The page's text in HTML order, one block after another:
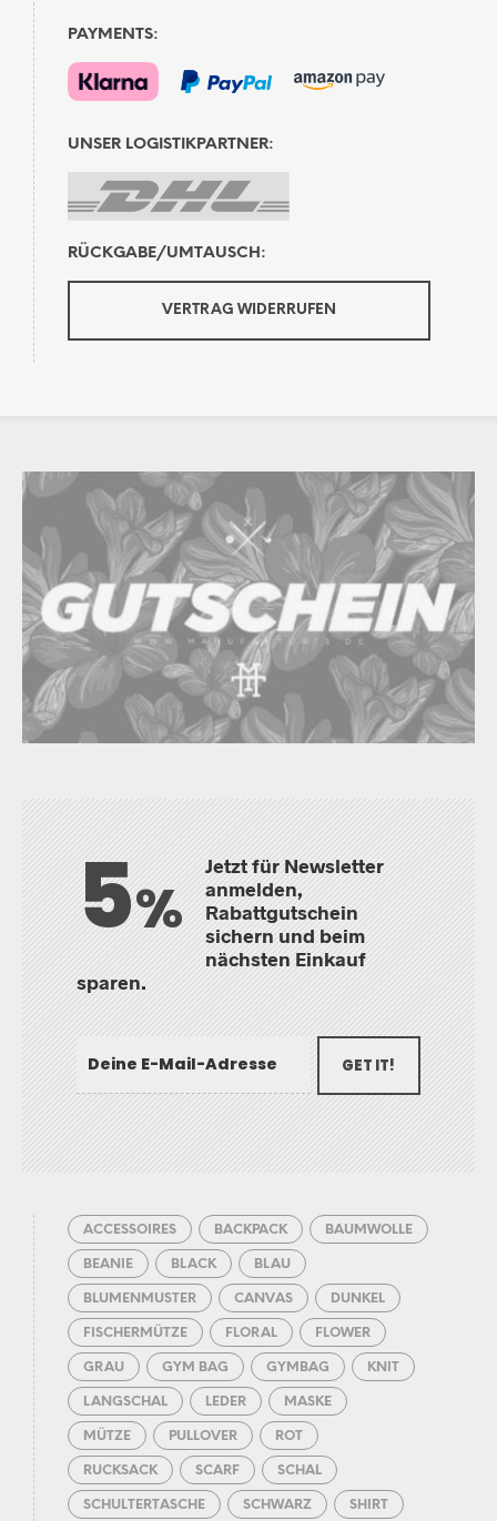
PAYMENTS:
UNSER LOGISTIKPARTNER:
RÜCKGABE/UMTAUSCH:
VERTRAG WIDERRUFEN
5%
Jetzt für Newsletter
anmelden,
Rabattgutschein
sichern und beim
nächsten Einkauf
sparen.
GET IT!
ACCESSOIRES BACKPACK BAUMWOLLE
BEANIE BLACK BLAU
BLUMENMUSTER CANVAS DUNKEL
FISCHERMÜTZE FLORAL FLOWER
GRAU GYM BAG GYMBAG KNIT
LANGSCHAL LEDER MASKE
MÜTZE PULLOVER ROT
RUCKSACK SCARF SCHAL
SCHULTERTASCHE SCHWARZ SHIRT